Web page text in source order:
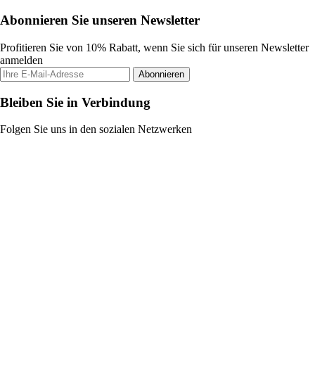
Abonnieren Sie unseren Newsletter
Profitieren Sie von 10% Rabatt, wenn Sie sich für unseren Newsletter
anmelden
Abonnieren
Bleiben Sie in Verbindung
Folgen Sie uns in den sozialen Netzwerken